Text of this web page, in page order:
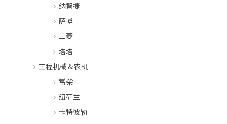
纳智捷
萨博
三菱
塔塔
工程机械＆农机
常柴
纽荷兰
卡特彼勒